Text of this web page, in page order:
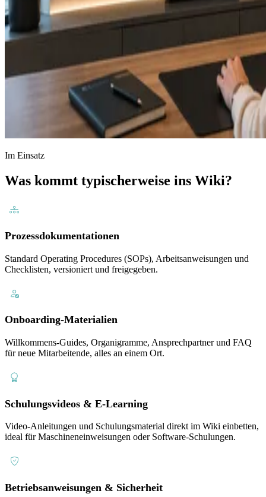
Im Einsatz
Was kommt typischerweise ins Wiki?
Prozessdokumentationen
Standard Operating Procedures (SOPs), Arbeitsanweisungen und
Checklisten, versioniert und freigegeben.
Onboarding-Materialien
Willkommens-Guides, Organigramme, Ansprechpartner und FAQ
für neue Mitarbeitende, alles an einem Ort.
Schulungsvideos & E-Learning
Video-Anleitungen und Schulungsmaterial direkt im Wiki einbetten,
ideal für Maschineneinweisungen oder Software-Schulungen.
Betriebsanweisungen & Sicherheit